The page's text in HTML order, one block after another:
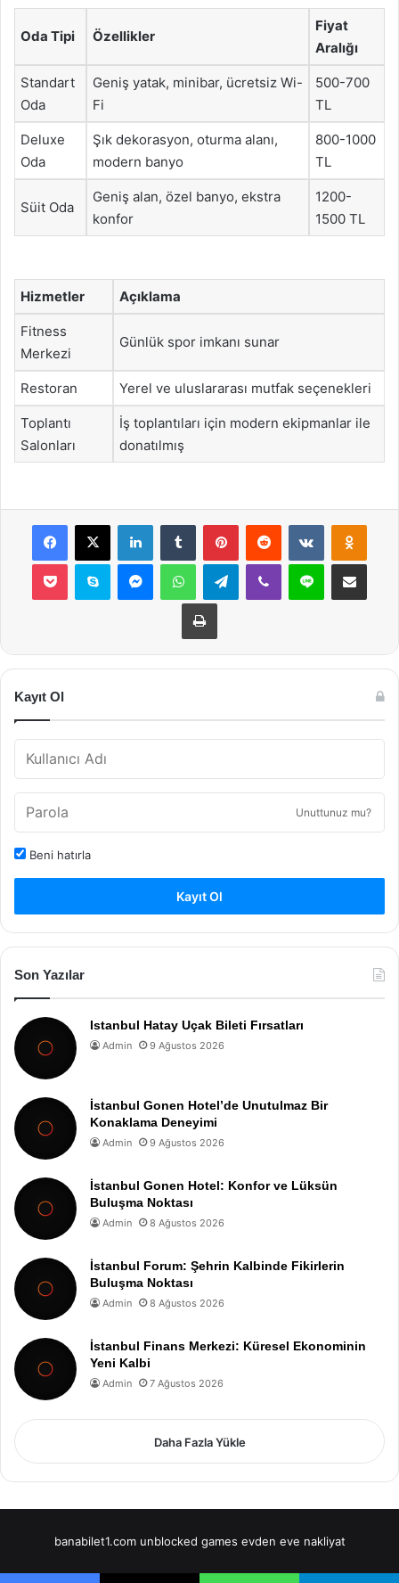
Oda Tipi Özellikler
Fiyat
Aralığı
Standart
Oda
Geniş yatak, minibar, ücretsiz Wi-
Fi
500-700
TL
Deluxe
Oda
Şık dekorasyon, oturma alanı,
modern banyo
800-1000
TL
Süit Oda
Geniş alan, özel banyo, ekstra
konfor
1200-
1500 TL
Hizmetler Açıklama
Fitness
Merkezi
Günlük spor imkanı sunar
Restoran Yerel ve uluslararası mutfak seçenekleri
Toplantı
Salonları
İş toplantıları için modern ekipmanlar ile
donatılmış
Facebook
X LinkedInTumblr PinterestReddit VKontakte
Pocket Skype MessengerWhatsAppTelegramViber Line E-Posta ile
Yazdır
Kayıt Ol
Unuttunuz mu?
Beni hatırla
Kayıt Ol
Son Yazılar
Istanbul Hatay Uçak Bileti Fırsatları
Admin 9 Ağustos 2026
İstanbul Gonen Hotel’de Unutulmaz Bir
Konaklama Deneyimi
Admin 9 Ağustos 2026
İstanbul Gonen Hotel: Konfor ve Lüksün
Buluşma Noktası
Admin 8 Ağustos 2026
İstanbul Forum: Şehrin Kalbinde Fikirlerin
Buluşma Noktası
Admin 8 Ağustos 2026
İstanbul Finans Merkezi: Küresel Ekonominin
Yeni Kalbi
Admin 7 Ağustos 2026
Daha Fazla Yükle
banabilet1.com unblocked games evden eve nakliyat